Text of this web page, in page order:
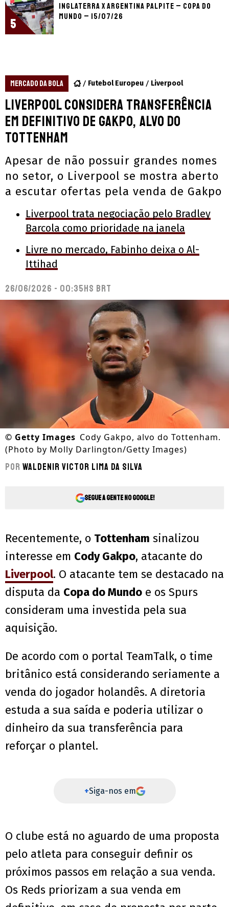
5
Inglaterra x Argentina palpite – Copa do
Mundo – 15/07/26
MERCADO DA BOLA Futebol Europeu Liverpool
Liverpool considera transferência
em definitivo de Gakpo, alvo do
Tottenham
Apesar de não possuir grandes nomes
no setor, o Liverpool se mostra aberto
a escutar ofertas pela venda de Gakpo
Liverpool trata negociação pelo Bradley
Barcola como prioridade na janela
Livre no mercado, Fabinho deixa o Al-
Ittihad
26/06/2026 - 00:35hs BRT
© Getty Images Cody Gakpo, alvo do Tottenham.
(Photo by Molly Darlington/Getty Images)
Por Waldenir Victor Lima Da Silva
Segue a gente no Google!
Recentemente, o Tottenham sinalizou
interesse em Cody Gakpo, atacante do
Liverpool. O atacante tem se destacado na
disputa da Copa do Mundo e os Spurs
consideram uma investida pela sua
aquisição.
De acordo com o portal TeamTalk, o time
britânico está considerando seriamente a
venda do jogador holandês. A diretoria
estuda a sua saída e poderia utilizar o
dinheiro da sua transferência para
reforçar o plantel.
+Siga-nos em
O clube está no aguardo de uma proposta
pelo atleta para conseguir definir os
próximos passos em relação a sua venda.
Os Reds priorizam a sua venda em